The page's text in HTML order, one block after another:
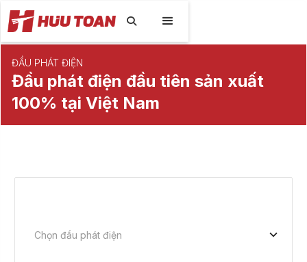

ĐẦU PHÁT ĐIỆN
Đầu phát điện đầu tiên sản xuất
100% tại Việt Nam